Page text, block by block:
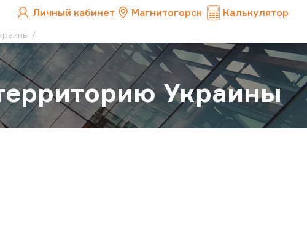
Личный кабинет Магнитогорск Калькулятор
Украины